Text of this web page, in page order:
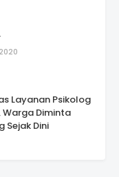
Layanan Psikolog
Warga Diminta
Sejak Dini